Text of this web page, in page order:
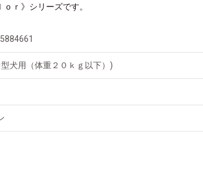
ｒ》シリーズです。
型犬用（体重２０ｋｇ以下）)